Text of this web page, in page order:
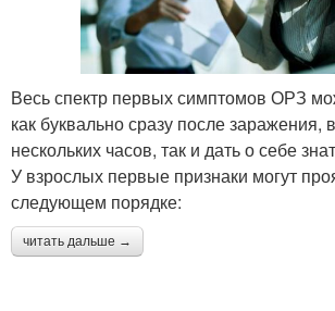
Весь спектр первых симптомов ОРЗ
как буквально сразу после заражения,
нескольких часов, так и дать о себе
У взрослых первые признаки могут
следующем порядке:
читать дальше →